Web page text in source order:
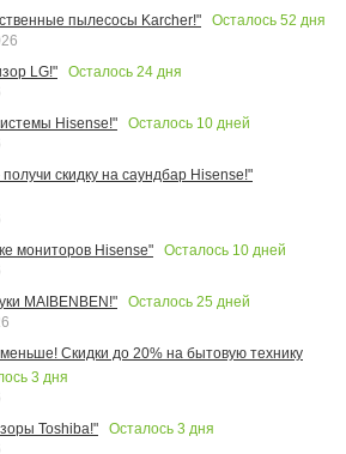
пылесосы Karcher!"
Осталось 52 дня
LG!"
Осталось 24 дня
Hisense!"
Осталось 10 дней
скидку на саундбар Hisense!"
мониторов Hisense"
Осталось 10 дней
MAIBENBEN!"
Осталось 25 дней
Скидки до 20% на бытовую технику
3 дня
Toshiba!"
Осталось 3 дня